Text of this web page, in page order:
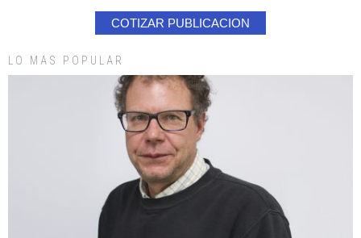
COTIZAR PUBLICACION
LO MAS POPULAR